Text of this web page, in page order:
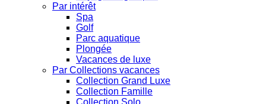
Par intérêt
Spa
Golf
Parc aquatique
Plongée
Vacances de luxe
Par Collections vacances
Collection Grand Luxe
Collection Famille